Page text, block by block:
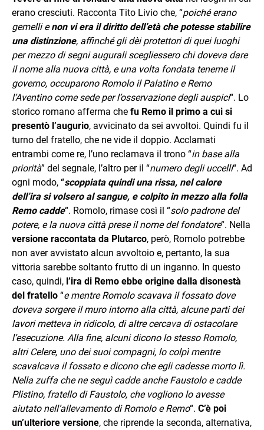
erano cresciuti. Racconta Tito Livio che, “poiché erano
gemelli enon vi era il diritto dell’età che potesse stabilire
una distinzione, affinché gli dèi protettori di quei luoghi
per mezzo di segni augurali scegliessero chi doveva dare
il nome alla nuova città, e una volta fondata tenerne il
governo, occuparono Romolo il Palatino e Remo
l’Aventino come sede per l’osservazione degli auspici“. Lo
storico romano afferma che fu Remo il primo a cui si
presentò l’augurio, avvicinato da sei avvoltoi. Quindi fu il
turno del fratello, che ne vide il doppio. Acclamati
entrambi come re, l’uno reclamava il trono “in base alla
priorità” del segnale, l’altro per il “numero degli uccelli“. Ad
ogni modo, “scoppiata quindi una rissa, nel calore
dell’ira si volsero al sangue, e colpito in mezzo alla folla
Remo cadde“. Romolo, rimase così il “solo padrone del
potere, e la nuova città prese il nome del fondatore“. Nella
versione raccontata da Plutarco, però, Romolo potrebbe
non aver avvistato alcun avvoltoio e, pertanto, la sua
vittoria sarebbe soltanto frutto di un inganno. In questo
caso, quindi, l’ira di Remo ebbe origine dalla disonestà
del fratello “e mentre Romolo scavava il fossato dove
doveva sorgere il muro intorno alla città, alcune parti dei
lavori metteva in ridicolo, di altre cercava di ostacolare
l’esecuzione. Alla fine, alcuni dicono lo stesso Romolo,
altri Celere, uno dei suoi compagni, lo colpì mentre
scavalcava il fossato e dicono che egli cadesse morto lì.
Nella zuffa che ne seguì cadde anche Faustolo e cadde
Plistino, fratello di Faustolo, che vogliono lo avesse
aiutato nell’allevamento di Romolo e Remo“. C’è poi
un’ulteriore versione, che riprende la seconda, alternativa,